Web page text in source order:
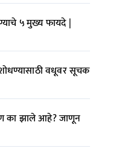
५ मुख्य फायदे |
वधूवर सूचक
का झाले आहे? जाणून